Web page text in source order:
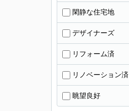
閑静な住宅地
デザイナーズ
リフォーム済
リノベーション済
眺望良好